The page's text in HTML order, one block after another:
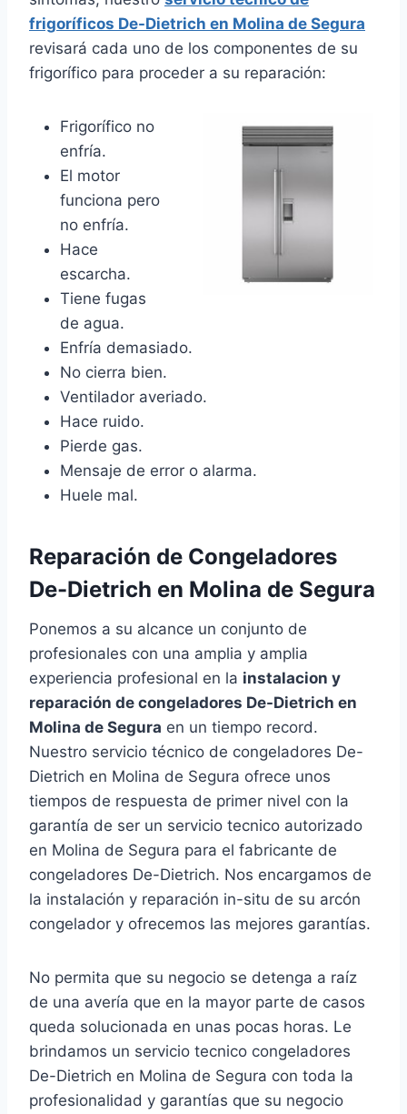
frigoríficos De-Dietrich en Molina de Segura
revisará cada uno de los componentes de su
frigorífico para proceder a su reparación:
Frigorífico no
enfría.
El motor
funciona pero
no enfría.
Hace
escarcha.
Tiene fugas
de agua.
Enfría demasiado.
No cierra bien.
Ventilador averiado.
Hace ruido.
Pierde gas.
Mensaje de error o alarma.
Huele mal.
Reparación de Congeladores
De-Dietrich en Molina de Segura
Ponemos a su alcance un conjunto de
profesionales con una amplia y amplia
experiencia profesional en la instalacion y
reparación de congeladores De-Dietrich en
Molina de Segura en un tiempo record.
Nuestro servicio técnico de congeladores De-
Dietrich en Molina de Segura ofrece unos
tiempos de respuesta de primer nivel con la
garantía de ser un servicio tecnico autorizado
en Molina de Segura para el fabricante de
congeladores De-Dietrich. Nos encargamos de
la instalación y reparación in-situ de su arcón
congelador y ofrecemos las mejores garantías.
No permita que su negocio se detenga a raíz
de una avería que en la mayor parte de casos
queda solucionada en unas pocas horas. Le
brindamos un servicio tecnico congeladores
De-Dietrich en Molina de Segura con toda la
profesionalidad y garantías que su negocio